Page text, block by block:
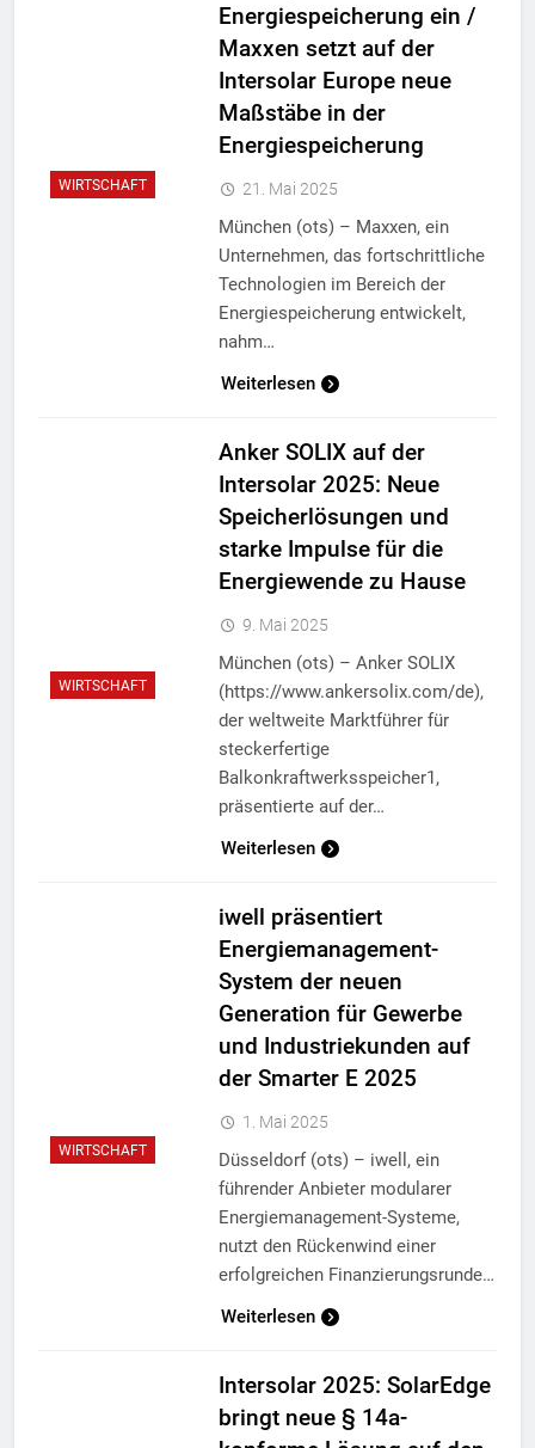
WIRTSCHAFT
Energiespeicherung ein /
Maxxen setzt auf der
Intersolar Europe neue
Maßstäbe in der
Energiespeicherung
21. Mai 2025
München (ots) – Maxxen, ein
Unternehmen, das fortschrittliche
Technologien im Bereich der
Energiespeicherung entwickelt,
nahm…
Weiterlesen
WIRTSCHAFT
Anker SOLIX auf der
Intersolar 2025: Neue
Speicherlösungen und
starke Impulse für die
Energiewende zu Hause
9. Mai 2025
München (ots) – Anker SOLIX
(https://www.ankersolix.com/de),
der weltweite Marktführer für
steckerfertige
Balkonkraftwerksspeicher1,
präsentierte auf der…
Weiterlesen
WIRTSCHAFT
iwell präsentiert
Energiemanagement-
System der neuen
Generation für Gewerbe
und Industriekunden auf
der Smarter E 2025
1. Mai 2025
Düsseldorf (ots) – iwell, ein
führender Anbieter modularer
Energiemanagement-Systeme,
nutzt den Rückenwind einer
erfolgreichen Finanzierungsrunde…
Weiterlesen
Intersolar 2025: SolarEdge
bringt neue § 14a-